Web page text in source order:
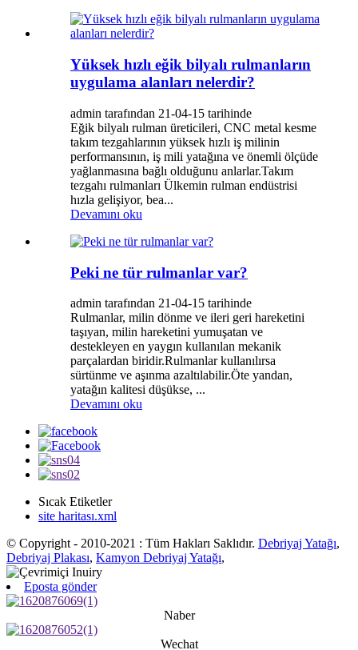
Yüksek hızlı eğik bilyalı rulmanların
uygulama alanları nelerdir?
admin tarafından 21-04-15 tarihinde
Eğik bilyalı rulman üreticileri, CNC metal kesme
takım tezgahlarının yüksek hızlı iş milinin
performansının, iş mili yatağına ve önemli ölçüde
yağlanmasına bağlı olduğunu anlarlar.Takım
tezgahı rulmanları Ülkemin rulman endüstrisi
hızla gelişiyor, bea...
Devamını oku
Peki ne tür rulmanlar var?
admin tarafından 21-04-15 tarihinde
Rulmanlar, milin dönme ve ileri geri hareketini
taşıyan, milin hareketini yumuşatan ve
destekleyen en yaygın kullanılan mekanik
parçalardan biridir.Rulmanlar kullanılırsa
sürtünme ve aşınma azaltılabilir.Öte yandan,
yatağın kalitesi düşükse, ...
Devamını oku
Sıcak Etiketler
site haritası.xml
© Copyright - 2010-2021 : Tüm Hakları Saklıdır. Debriyaj Yatağı,
Debriyaj Plakası, Kamyon Debriyaj Yatağı,
Eposta gönder
Naber
Wechat